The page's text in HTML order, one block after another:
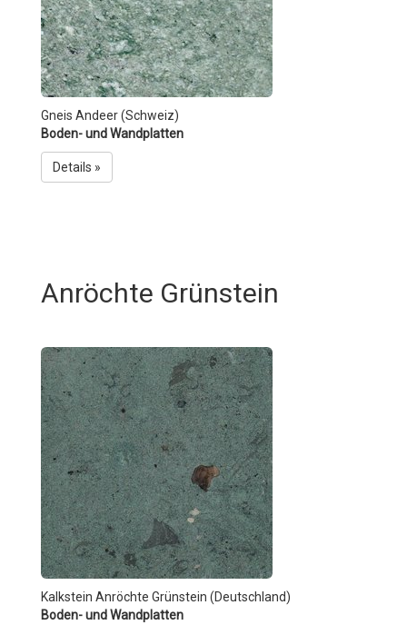
Gneis Andeer (Schweiz)
Boden- und Wandplatten
Details »
Anröchte Grünstein
Kalkstein Anröchte Grünstein (Deutschland)
Boden- und Wandplatten